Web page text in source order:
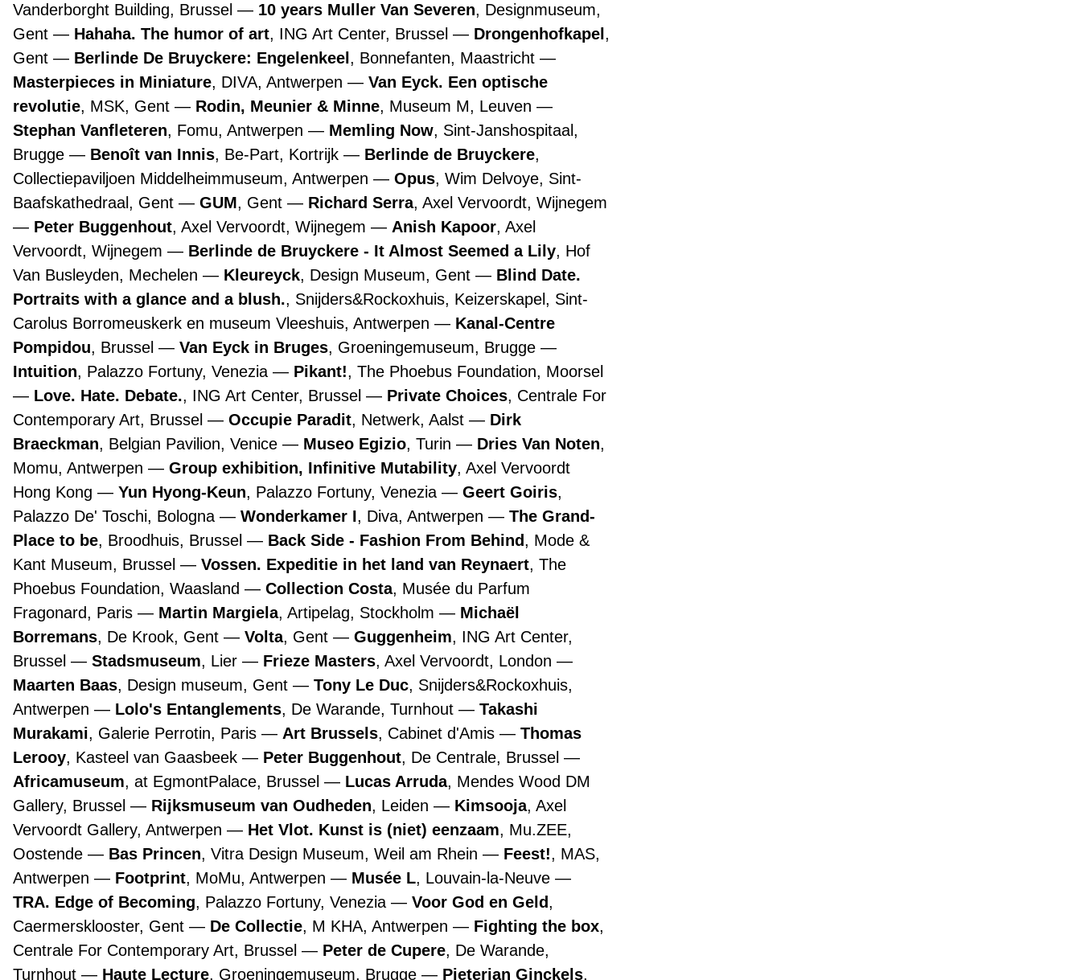
Vanderborght Building, Brussel
10 years Muller Van Severen, Designmuseum,
Gent
Hahaha. The humor of art, ING Art Center, Brussel Drongenhofkapel ,
Gent
Berlinde De Bruyckere: Engelenkeel , Bonnefanten, Maastricht
Masterpieces in Miniature, DIVA, Antwerpen
Van Eyck. Een optische
revolutie, MSK, Gent Rodin, Meunier & Minne, Museum M, Leuven
Stephan Vanfleteren, Fomu, Antwerpen Memling Now, Sint-Janshospitaal,
Brugge
Benoît van Innis, Be-Part, Kortrijk Berlinde de Bruyckere,
Collectiepaviljoen Middelheimmuseum, Antwerpen
Opus, Wim Delvoye, Sint-
Baafskathedraal, Gent
GUM, Gent Richard Serra, Axel Vervoordt, Wijnegem
Peter Buggenhout, Axel Vervoordt, Wijnegem Anish Kapoor, Axel
Vervoordt, Wijnegem
Berlinde de Bruyckere - It Almost Seemed a Lily, Hof
Van Busleyden, Mechelen
Kleureyck, Design Museum, Gent
Blind Date.
Portraits with a glance and a blush., Snijders&Rockoxhuis, Keizerskapel, Sint-
Carolus Borromeuskerk en museum Vleeshuis, Antwerpen
Kanal-Centre
Pompidou, Brussel Van Eyck in Bruges, Groeningemuseum, Brugge
Intuition, Palazzo Fortuny, Venezia Pikant!, The Phoebus Foundation, Moorsel
Love. Hate. Debate., ING Art Center, Brussel Private Choices, Centrale For
Contemporary Art, Brussel
Occupie Paradit, Netwerk, Aalst
Dirk
Braeckman, Belgian Pavilion, Venice Museo Egizio, Turin Dries Van Noten,
Momu, Antwerpen
Group exhibition, Infinitive Mutability, Axel Vervoordt
Hong Kong
Yun Hyong-Keun, Palazzo Fortuny, Venezia Geert Goiris,
Palazzo De' Toschi, Bologna
Wonderkamer I, Diva, Antwerpen
The Grand-
Place to be, Broodhuis, Brussel Back Side - Fashion From Behind, Mode &
Kant Museum, Brussel
Vossen. Expeditie in het land van Reynaert, The
Phoebus Foundation, Waasland
Collection Costa, Musée du Parfum
Fragonard, Paris
Martin Margiela, Artipelag, Stockholm
Michaël
Borremans, De Krook, Gent Volta, Gent Guggenheim, ING Art Center,
Brussel
Stadsmuseum, Lier Frieze Masters, Axel Vervoordt, London
Maarten Baas, Design museum, Gent Tony Le Duc, Snijders&Rockoxhuis,
Antwerpen
Lolo's Entanglements, De Warande, Turnhout
Takashi
Murakami, Galerie Perrotin, Paris Art Brussels, Cabinet d'Amis
Thomas
Lerooy, Kasteel van Gaasbeek Peter Buggenhout, De Centrale, Brussel
Africamuseum, at EgmontPalace, Brussel Lucas Arruda, Mendes Wood DM
Gallery, Brussel
Rijksmuseum van Oudheden, Leiden Kimsooja, Axel
Vervoordt Gallery, Antwerpen
Het Vlot. Kunst is (niet) eenzaam, Mu.ZEE,
Oostende
Bas Princen, Vitra Design Museum, Weil am Rhein Feest!, MAS,
Antwerpen
Footprint, MoMu, Antwerpen Musée L, Louvain-la-Neuve
TRA. Edge of Becoming, Palazzo Fortuny, Venezia Voor God en Geld,
Caermersklooster, Gent
De Collectie, M KHA, Antwerpen Fighting the box,
Centrale For Contemporary Art, Brussel
Peter de Cupere, De Warande,
Turnhout
Haute Lecture, Groeningemuseum, Brugge Pieterjan Ginckels,